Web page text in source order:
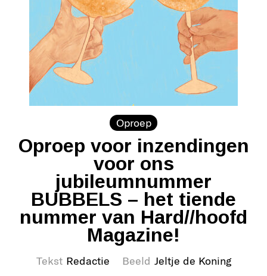
Oproep
Oproep voor inzendingen
voor ons
jubileumnummer
BUBBELS – het tiende
nummer van Hard//hoofd
Magazine!
Tekst Redactie Beeld Jeltje de Koning